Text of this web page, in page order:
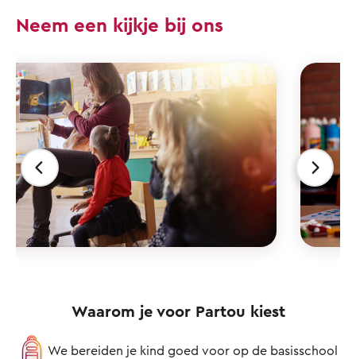
Neem een kijkje bij ons
Waarom je voor Partou kiest
We bereiden je kind goed voor op de basisschool